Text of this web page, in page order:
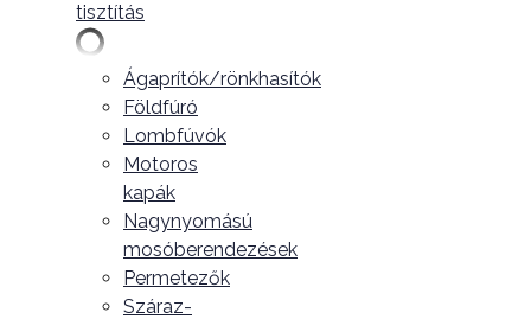
tisztítás
Ágaprítók/rönkhasítók
Földfúró
Lombfúvók
Motoros
kapák
Nagynyomású
mosóberendezések
Permetezők
Száraz-